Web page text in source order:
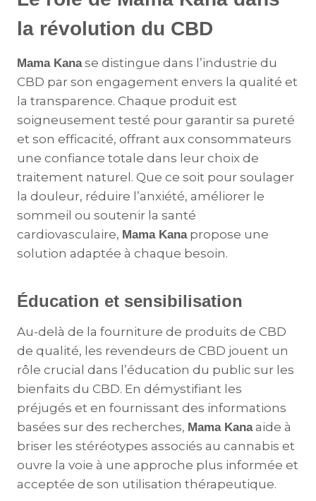
la révolution du CBD
Mama Kanase distingue dans l’industrie du
CBD par son engagement envers la qualité et
la transparence. Chaque produit est
soigneusement testé pour garantir sa pureté
et son efficacité, offrant aux consommateurs
une confiance totale dans leur choix de
traitement naturel. Que ce soit pour soulager
la douleur, réduire l’anxiété, améliorer le
sommeil ou soutenir la santé
cardiovasculaire, Mama Kanapropose une
solution adaptée à chaque besoin.
Éducation et sensibilisation
Au-delà de la fourniture de produits de CBD
de qualité, les revendeurs de CBD jouent un
rôle crucial dans l’éducation du public sur les
bienfaits du CBD. En démystifiant les
préjugés et en fournissant des informations
basées sur des recherches, Mama Kanaaide à
briser les stéréotypes associés au cannabis et
ouvre la voie à une approche plus informée et
acceptée de son utilisation thérapeutique.